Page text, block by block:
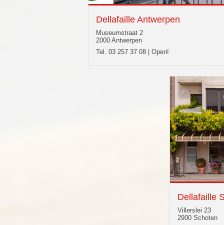
Dellafaille Antwerpen
Museumstraat 2
2000 Antwerpen
Tel. 03 257 37 08 | Open!
Dellafaille
Villerslei 23
2900 Schoten